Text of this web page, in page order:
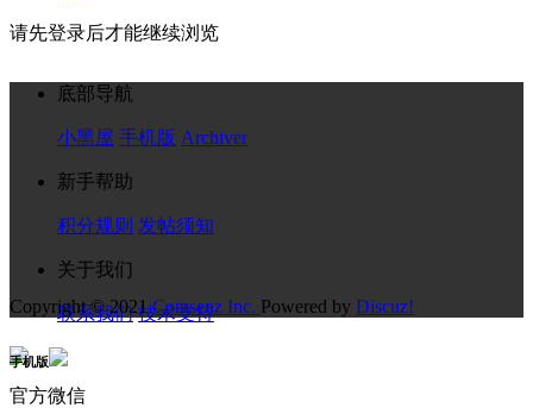
请先登录后才能继续浏览
底部导航
小黑屋 手机版 Archiver
新手帮助
积分规则 发帖须知
关于我们
联系我们 技术支持
官方微信
Copyright © 2021Comsenz Inc. Powered by Discuz!
手机版